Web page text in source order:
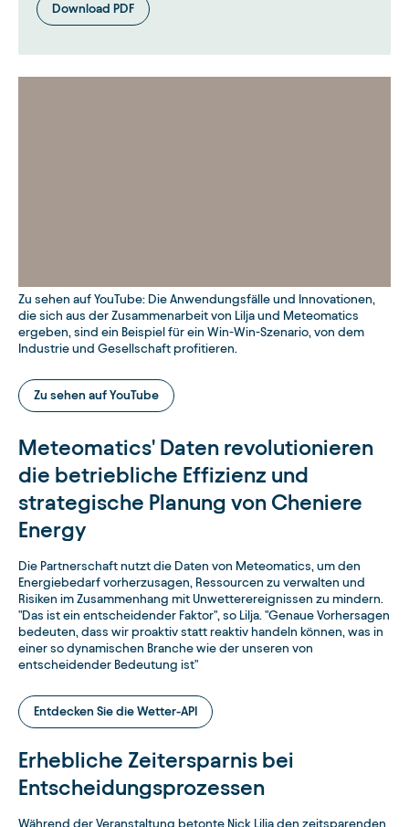
Download PDF
Zu sehen auf YouTube: Die Anwendungsfälle und Innovationen,
die sich aus der Zusammenarbeit von Lilja und Meteomatics
ergeben, sind ein Beispiel für ein Win-Win-Szenario, von dem
Industrie und Gesellschaft profitieren.
Zu sehen auf YouTube
Meteomatics' Daten revolutionieren
die betriebliche Effizienz und
strategische Planung von Cheniere
Energy
Die Partnerschaft nutzt die Daten von Meteomatics, um den
Energiebedarf vorherzusagen, Ressourcen zu verwalten und
Risiken im Zusammenhang mit Unwetterereignissen zu mindern.
"Das ist ein entscheidender Faktor", so Lilja. "Genaue Vorhersagen
bedeuten, dass wir proaktiv statt reaktiv handeln können, was in
einer so dynamischen Branche wie der unseren von
entscheidender Bedeutung ist"
Entdecken Sie die Wetter-API
Erhebliche Zeitersparnis bei
Entscheidungsprozessen
Während der Veranstaltung betonte Nick Lilja den zeitsparenden